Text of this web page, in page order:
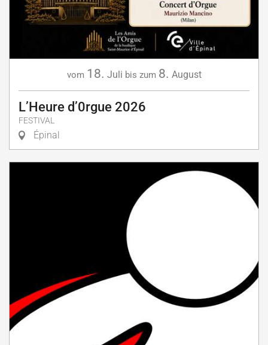
vom 18. Juli bis zum 8. August
L’Heure d’0rgue 2026
FESTIVAL
Épinal